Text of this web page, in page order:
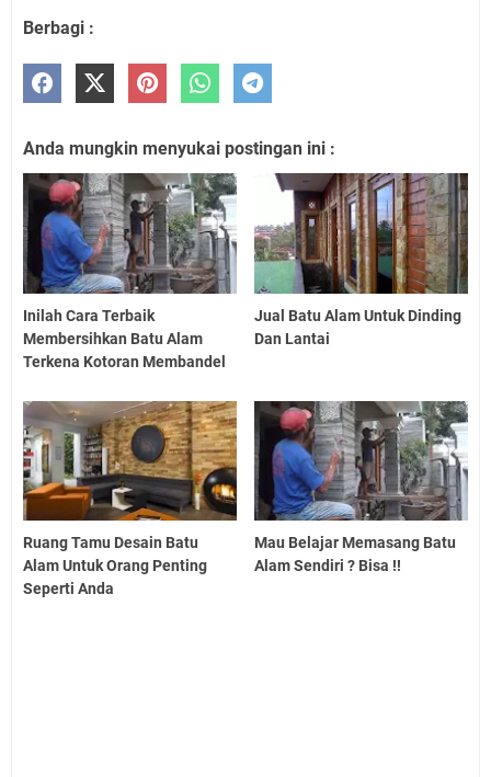
Berbagi :
Anda mungkin menyukai postingan ini :
Inilah Cara Terbaik
Membersihkan Batu Alam
Terkena Kotoran Membandel
Jual Batu Alam Untuk Dinding
Dan Lantai
Ruang Tamu Desain Batu
Alam Untuk Orang Penting
Seperti Anda
Mau Belajar Memasang Batu
Alam Sendiri ? Bisa !!